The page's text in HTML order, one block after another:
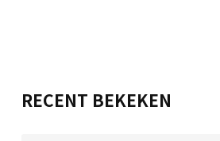
RECENT BEKEKEN